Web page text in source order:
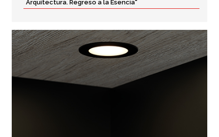
Arquitectura. Regreso a la Esencia"